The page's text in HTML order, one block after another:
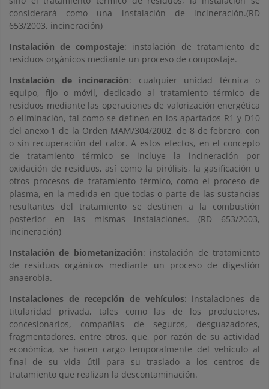
considerará como una instalación de incineración.(RD
653/2003, incineración)
Instalación de compostaje: instalación de tratamiento de
residuos orgánicos mediante un proceso de compostaje.
Instalación de incineración: cualquier unidad técnica o
equipo, fijo o móvil, dedicado al tratamiento térmico de
residuos mediante las operaciones de valorización energética
o eliminación, tal como se definen en los apartados R1 y D10
del anexo 1 de la Orden MAM/304/2002, de 8 de febrero, con
o sin recuperación del calor. A estos efectos, en el concepto
de tratamiento térmico se incluye la incineración por
oxidación de residuos, así como la pirólisis, la gasificación u
otros procesos de tratamiento térmico, como el proceso de
plasma, en la medida en que todas o parte de las sustancias
resultantes del tratamiento se destinen a la combustión
posterior en las mismas instalaciones. (RD 653/2003,
incineración)
Instalación de biometanización: instalación de tratamiento
de residuos orgánicos mediante un proceso de digestión
anaerobia.
Instalaciones de recepción de vehículos: instalaciones de
titularidad privada, tales como las de los productores,
concesionarios, compañías de seguros, desguazadores,
fragmentadores, entre otros, que, por razón de su actividad
económica, se hacen cargo temporalmente del vehículo al
final de su vida útil para su traslado a los centros de
tratamiento que realizan la descontaminación.